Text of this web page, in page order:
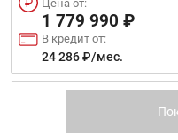
CROSS
Цена от:
Цена от:
1 779 990 ₽
В кредит от:
24 286 ₽/мес.